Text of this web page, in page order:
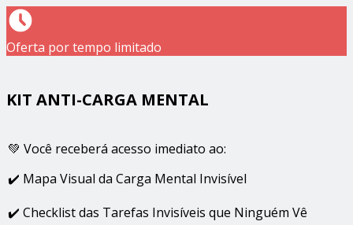
Oferta por tempo limitado
KIT ANTI-CARGA MENTAL
💚 Você receberá acesso imediato ao:
✔️ Mapa Visual da Carga Mental Invisível
✔️ Checklist das Tarefas Invisíveis que Ninguém Vê